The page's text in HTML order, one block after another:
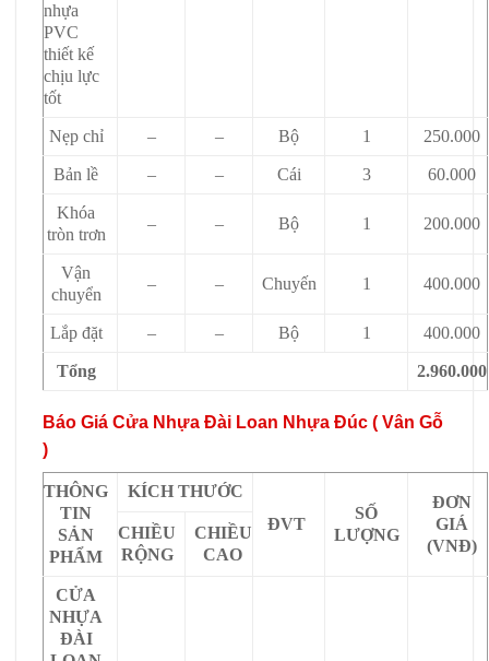
nhựa
PVC
thiết kế
chịu lực
tốt
Nẹp chỉ – – Bộ 1 250.000
Bản lề – – Cái 3 60.000
Khóa
tròn trơn
– – Bộ 1 200.000
Vận
chuyển
– – Chuyến 1 400.000
Lắp đặt – – Bộ 1 400.000
Tổng 2.960.000
Báo Giá Cửa Nhựa Đài Loan Nhựa Đúc ( Vân Gỗ
)
THÔNG
TIN
SẢN
PHẨM
KÍCH THƯỚC
ĐVT
SỐ
LƯỢNG
ĐƠN
GIÁ
(VNĐ)
CHIỀU
RỘNG
CHIỀU
CAO
CỬA
NHỰA
ĐÀI